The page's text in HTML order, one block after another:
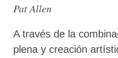
Pat Allen
A través de la
plena y creación